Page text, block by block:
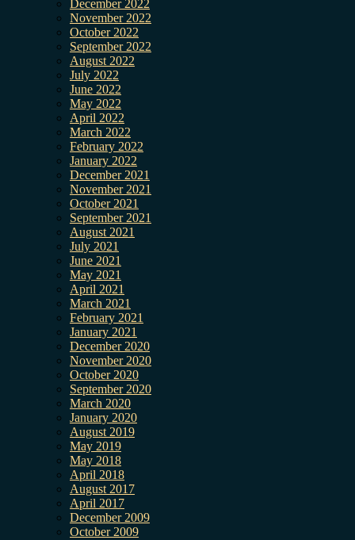
December 2022
November 2022
October 2022
September 2022
August 2022
July 2022
June 2022
May 2022
April 2022
March 2022
February 2022
January 2022
December 2021
November 2021
October 2021
September 2021
August 2021
July 2021
June 2021
May 2021
April 2021
March 2021
February 2021
January 2021
December 2020
November 2020
October 2020
September 2020
March 2020
January 2020
August 2019
May 2019
May 2018
April 2018
August 2017
April 2017
December 2009
October 2009